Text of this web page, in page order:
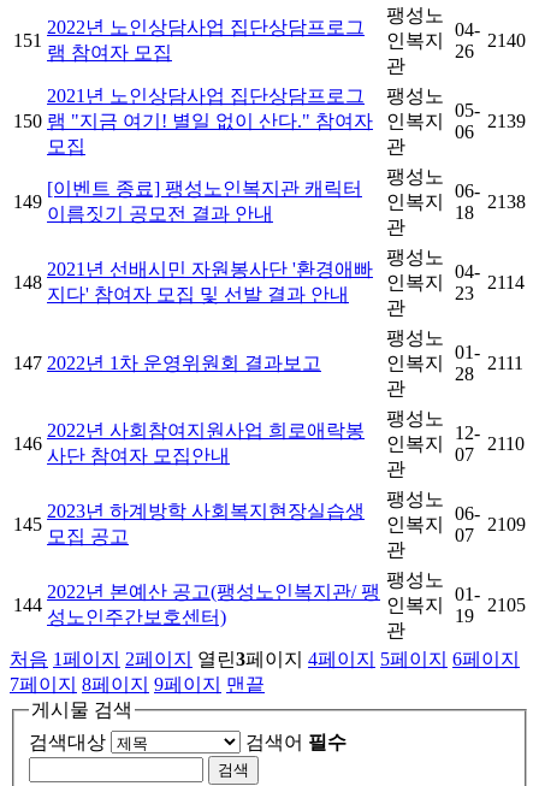
151
2022년 노인상담사업 집단상담프로그
램 참여자 모집
팽성노
인복지
관
04-
26
2140
150
2021년 노인상담사업 집단상담프로그
램 "지금 여기! 별일 없이 산다." 참여자
모집
팽성노
인복지
관
05-
06
2139
149
[이벤트 종료] 팽성노인복지관 캐릭터
이름짓기 공모전 결과 안내
팽성노
인복지
관
06-
18
2138
148
2021년 선배시민 자원봉사단 '환경애빠
지다' 참여자 모집 및 선발 결과 안내
팽성노
인복지
관
04-
23
2114
147 2022년 1차 운영위원회 결과보고
팽성노
인복지
관
01-
28
2111
146
2022년 사회참여지원사업 희로애락봉
사단 참여자 모집안내
팽성노
인복지
관
12-
07
2110
145
2023년 하계방학 사회복지현장실습생
모집 공고
팽성노
인복지
관
06-
07
2109
144
2022년 본예산 공고(팽성노인복지관/ 팽
성노인주간보호센터)
팽성노
인복지
관
01-
19
2105
처음 1페이지 2페이지 열린3페이지 4페이지 5페이지 6페이지
7페이지 8페이지 9페이지
맨끝
게시물 검색
검색대상
검색어 필수